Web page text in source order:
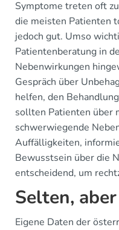
Symptome treten oft
die meisten Patienten
jedoch gut. Umso
Patientenberatung in
Nebenwirkungen
Gespräch über
helfen, den
sollten Patienten über
schwerwiegende
Auffälligkeiten,
Bewusstsein über die
entscheidend, um
Selten,
Eigene Daten der